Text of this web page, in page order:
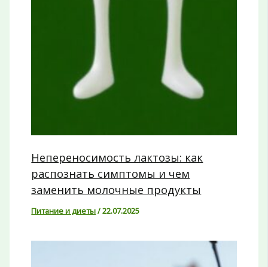
Непереносимость лактозы: как
распознать симптомы и чем
заменить молочные продукты
Питание и диеты/22.07.2025